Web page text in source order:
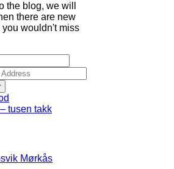
the blog, we will
there are new
wouldn't miss
tusen takk